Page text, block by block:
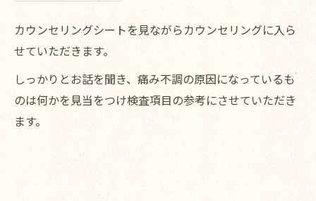
カウンセリングシートを見ながらカウンセリングに入ら
せていただきます。
しっかりとお話を聞き、痛み不調の原因になっているも
のは何かを見当をつけ検査項目の参考にさせていただき
ます。